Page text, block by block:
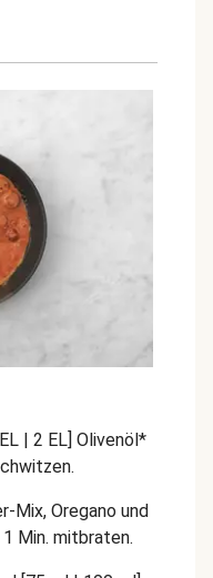
| 2 EL] Olivenöl*
Mix, Oregano und
Min. mitbraten.